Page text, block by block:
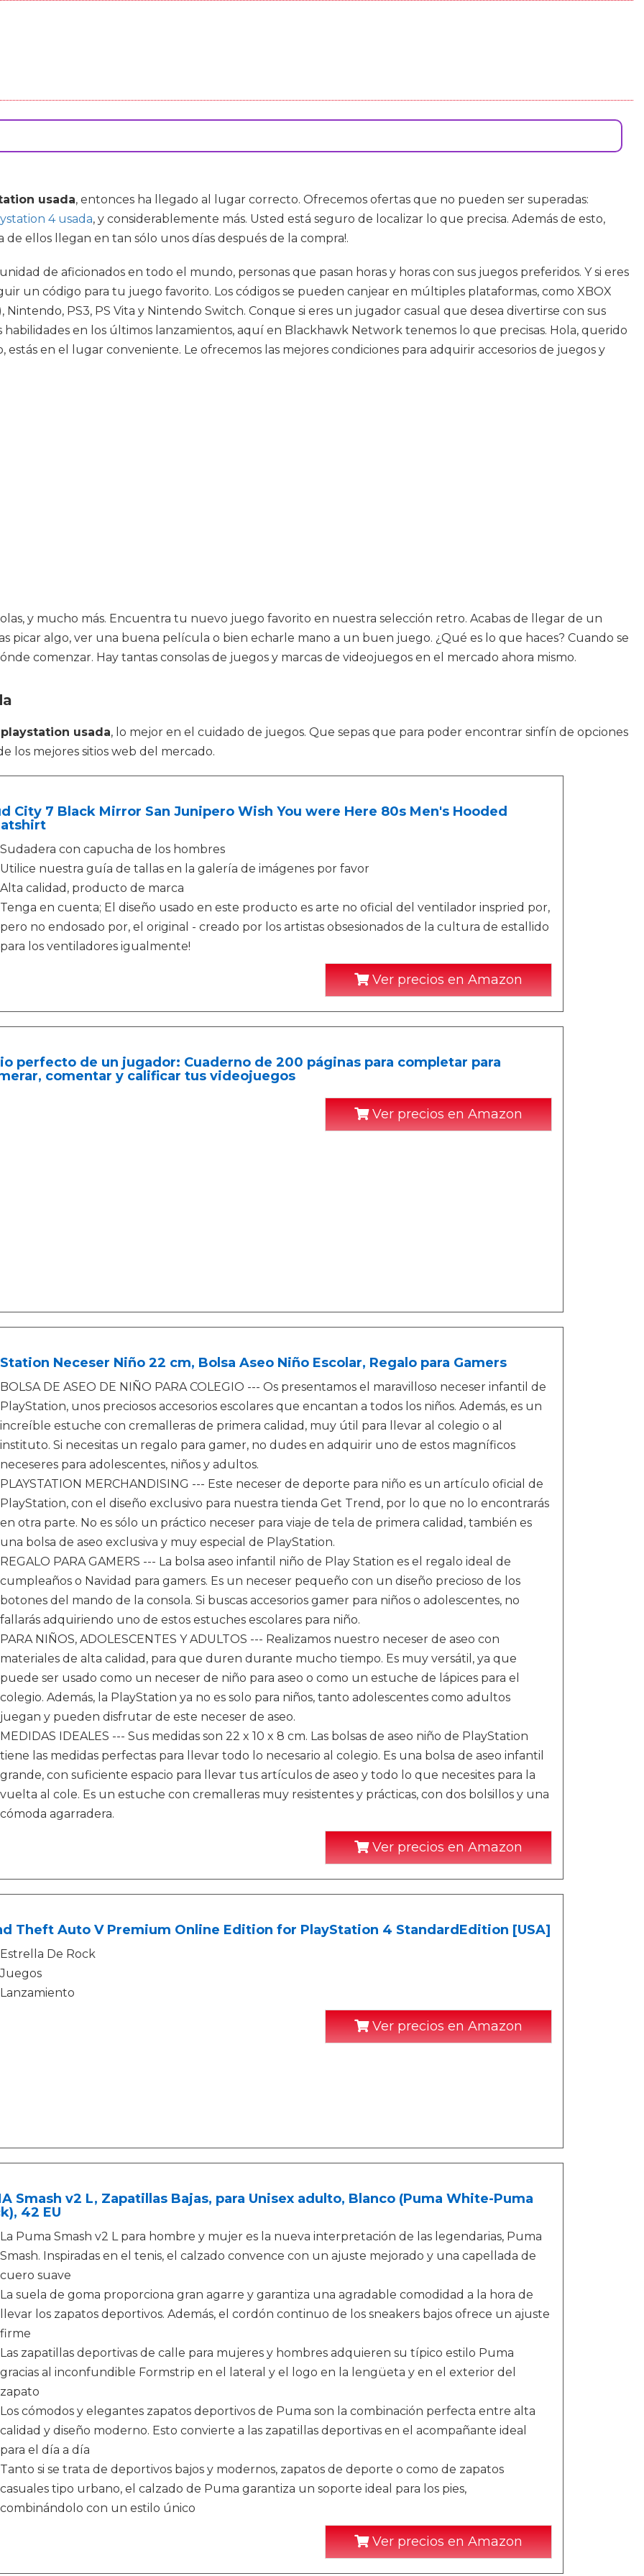
usada, entonces ha llegado al lugar correcto. Ofrecemos ofertas que no pueden ser superadas:
4 usada, y considerablemente más. Usted está seguro de localizar lo que precisa. Además de esto,
ellos llegan en tan sólo unos días después de la compra!.
de aficionados en todo el mundo, personas que pasan horas y horas con sus juegos preferidos. Y si eres
un código para tu juego favorito. Los códigos se pueden canjear en múltiples plataformas, como XBOX
Nintendo, PS3, PS Vita y Nintendo Switch. Conque si eres un jugador casual que desea divertirse con sus
en los últimos lanzamientos, aquí en Blackhawk Network tenemos lo que precisas. Hola, querido
estás en el lugar conveniente. Le ofrecemos las mejores condiciones para adquirir accesorios de juegos y
y mucho más. Encuentra tu nuevo juego favorito en nuestra selección retro. Acabas de llegar de un
picar algo, ver una buena película o bien echarle mano a un buen juego. ¿Qué es lo que haces? Cuando se
comenzar. Hay tantas consolas de juegos y marcas de videojuegos en el mercado ahora mismo.
playstation usada, lo mejor en el cuidado de juegos. Que sepas que para poder encontrar sinfín de opciones
los mejores sitios web del mercado.
City 7 Black Mirror San Junipero Wish You were Here 80s Men's Hooded
Sudadera con capucha de los hombres
Utilice nuestra guía de tallas en la galería de imágenes por favor
Alta calidad, producto de marca
Tenga en cuenta; El diseño usado en este producto es arte no oficial del ventilador inspried por,
pero no endosado por, el original - creado por los artistas obsesionados de la cultura de estallido
para los ventiladores igualmente!
Ver precios en Amazon
perfecto de un jugador: Cuaderno de 200 páginas para completar para
comentar y calificar tus videojuegos
Ver precios en Amazon
Neceser Niño 22 cm, Bolsa Aseo Niño Escolar, Regalo para Gamers
BOLSA DE ASEO DE NIÑO PARA COLEGIO --- Os presentamos el maravilloso neceser infantil de
PlayStation, unos preciosos accesorios escolares que encantan a todos los niños. Además, es un
increíble estuche con cremalleras de primera calidad, muy útil para llevar al colegio o al
instituto. Si necesitas un regalo para gamer, no dudes en adquirir uno de estos magníficos
neceseres para adolescentes, niños y adultos.
PLAYSTATION MERCHANDISING --- Este neceser de deporte para niño es un artículo oficial de
PlayStation, con el diseño exclusivo para nuestra tienda Get Trend, por lo que no lo encontrarás
en otra parte. No es sólo un práctico neceser para viaje de tela de primera calidad, también es
una bolsa de aseo exclusiva y muy especial de PlayStation.
REGALO PARA GAMERS --- La bolsa aseo infantil niño de Play Station es el regalo ideal de
cumpleaños o Navidad para gamers. Es un neceser pequeño con un diseño precioso de los
botones del mando de la consola. Si buscas accesorios gamer para niños o adolescentes, no
fallarás adquiriendo uno de estos estuches escolares para niño.
PARA NIÑOS, ADOLESCENTES Y ADULTOS --- Realizamos nuestro neceser de aseo con
materiales de alta calidad, para que duren durante mucho tiempo. Es muy versátil, ya que
puede ser usado como un neceser de niño para aseo o como un estuche de lápices para el
colegio. Además, la PlayStation ya no es solo para niños, tanto adolescentes como adultos
juegan y pueden disfrutar de este neceser de aseo.
MEDIDAS IDEALES --- Sus medidas son 22 x 10 x 8 cm. Las bolsas de aseo niño de PlayStation
tiene las medidas perfectas para llevar todo lo necesario al colegio. Es una bolsa de aseo infantil
grande, con suficiente espacio para llevar tus artículos de aseo y todo lo que necesites para la
vuelta al cole. Es un estuche con cremalleras muy resistentes y prácticas, con dos bolsillos y una
cómoda agarradera.
Ver precios en Amazon
Theft Auto V Premium Online Edition for PlayStation 4 StandardEdition [USA]
Estrella De Rock
Juegos
Lanzamiento
Ver precios en Amazon
Smash v2 L, Zapatillas Bajas, para Unisex adulto, Blanco (Puma White-Puma
42 EU
La Puma Smash v2 L para hombre y mujer es la nueva interpretación de las legendarias, Puma
Smash. Inspiradas en el tenis, el calzado convence con un ajuste mejorado y una capellada de
cuero suave
La suela de goma proporciona gran agarre y garantiza una agradable comodidad a la hora de
llevar los zapatos deportivos. Además, el cordón continuo de los sneakers bajos ofrece un ajuste
firme
Las zapatillas deportivas de calle para mujeres y hombres adquieren su típico estilo Puma
gracias al inconfundible Formstrip en el lateral y el logo en la lengüeta y en el exterior del
zapato
Los cómodos y elegantes zapatos deportivos de Puma son la combinación perfecta entre alta
calidad y diseño moderno. Esto convierte a las zapatillas deportivas en el acompañante ideal
para el día a día
Tanto si se trata de deportivos bajos y modernos, zapatos de deporte o como de zapatos
casuales tipo urbano, el calzado de Puma garantiza un soporte ideal para los pies,
combinándolo con un estilo único
Ver precios en Amazon